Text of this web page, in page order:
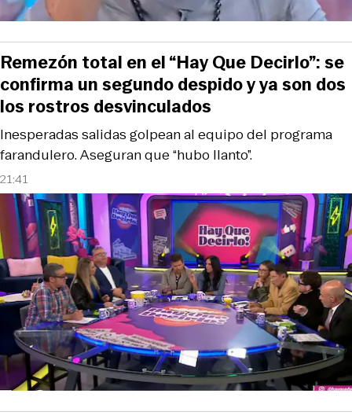
21:41
Inesperadas salidas golpean al equipo del programa
farandulero. Aseguran que “hubo llanto”.
Remezón total en el “Hay Que Decirlo”: se
confirma un segundo despido y ya son dos
los rostros desvinculados